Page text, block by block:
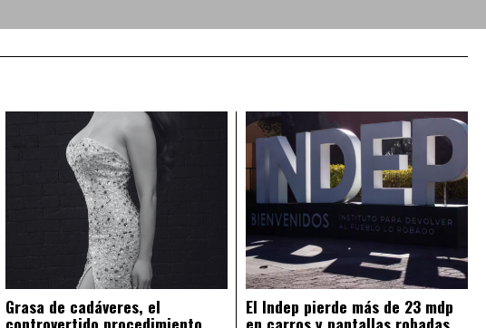
Grasa de cadáveres, el
controvertido procedimiento
El Indep pierde más de 23 mdp
en carros y pantallas robadas